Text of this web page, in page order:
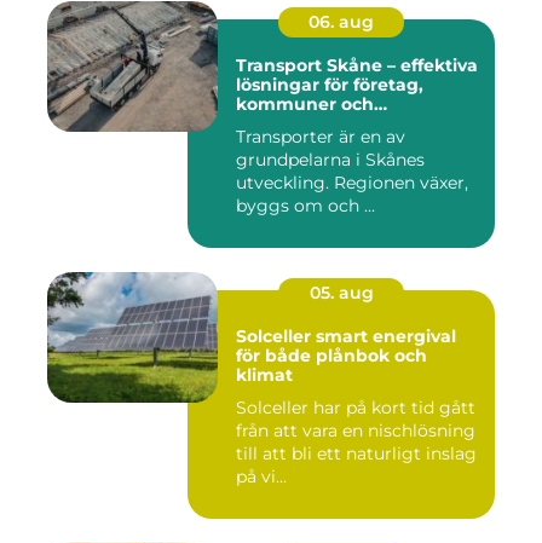
06. aug
Transport Skåne – effektiva
lösningar för företag,
kommuner och
Transporter är en av
grundpelarna i Skånes
utveckling. Regionen växer,
byggs om och ...
05. aug
Solceller smart energival
för både plånbok och
klimat
Solceller har på kort tid gått
från att vara en nischlösning
till att bli ett naturligt inslag
på vi...